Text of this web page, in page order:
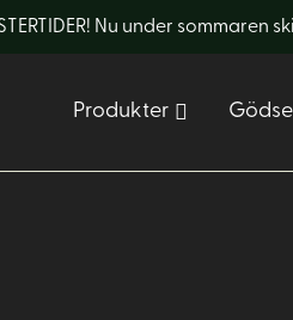
Nu under
Produkter